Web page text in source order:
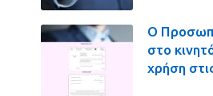
Ο
στο
χρήση